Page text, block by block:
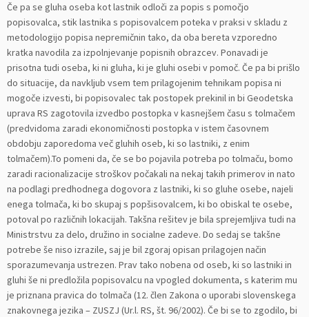
Če pa se gluha oseba kot lastnik odloči za popis s pomočjo
popisovalca, stik lastnika s popisovalcem poteka v praksi v skladu z
metodologijo popisa nepremičnin tako, da oba bereta vzporedno
kratka navodila za izpolnjevanje popisnih obrazcev. Ponavadi je
prisotna tudi oseba, ki ni gluha, ki je gluhi osebi v pomoč. Če pa bi prišlo
do situacije, da navkljub vsem tem prilagojenim tehnikam popisa ni
mogoče izvesti, bi popisovalec tak postopek prekinil in bi Geodetska
uprava RS zagotovila izvedbo postopka v kasnejšem času s tolmačem
(predvidoma zaradi ekonomičnosti postopka v istem časovnem
obdobju zaporedoma več gluhih oseb, ki so lastniki, z enim
tolmačem).To pomeni da, če se bo pojavila potreba po tolmaču, bomo
zaradi racionalizacije stroškov počakali na nekaj takih primerov in nato
na podlagi predhodnega dogovora z lastniki, ki so gluhe osebe, najeli
enega tolmača, ki bo skupaj s popšisovalcem, ki bo obiskal te osebe,
potoval po različnih lokacijah. Takšna rešitev je bila sprejemljiva tudi na
Ministrstvu za delo, družino in socialne zadeve. Do sedaj se takšne
potrebe še niso izrazile, saj je bil zgoraj opisan prilagojen način
sporazumevanja ustrezen. Prav tako nobena od oseb, ki so lastniki in
gluhi še ni predložila popisovalcu na vpogled dokumenta, s katerim mu
je priznana pravica do tolmača (12. člen Zakona o uporabi slovenskega
znakovnega jezika – ZUSZJ (Ur.l. RS, št. 96/2002). Če bi se to zgodilo, bi